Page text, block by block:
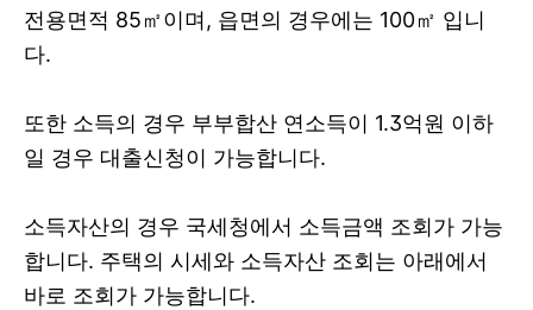
전용면적 85㎡이며, 읍면의 경우에는 100㎡ 입니
다.
또한 소득의 경우 부부합산 연소득이 1.3억원 이하
일 경우 대출신청이 가능합니다.
소득자산의 경우 국세청에서 소득금액 조회가 가능
합니다. 주택의 시세와 소득자산 조회는 아래에서
바로 조회가 가능합니다.